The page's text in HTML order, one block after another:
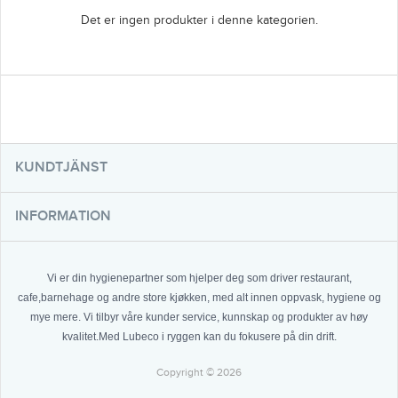
Det er ingen produkter i denne kategorien.
KUNDTJÄNST
INFORMATION
Vi er din hygienepartner som hjelper deg som driver restaurant,
cafe,barnehage og andre store kjøkken, med alt innen oppvask, hygiene og
mye mere. Vi tilbyr våre kunder service, kunnskap og produkter av høy
kvalitet.Med Lubeco i ryggen kan du fokusere på din drift.
Copyright © 2026